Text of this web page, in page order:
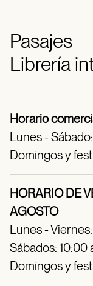
Pasajes
Librería
Horario
Lunes -
Domingos y
HORARIO DE
AGOSTO
Lunes -
Sábados: 10:00
Domingos y